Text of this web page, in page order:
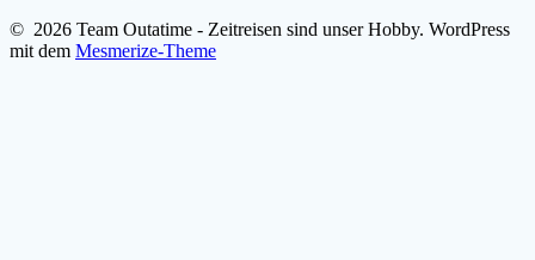
© 2026 Team Outatime - Zeitreisen sind unser Hobby. WordPress
mit dem Mesmerize-Theme